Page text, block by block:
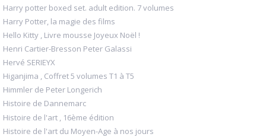
Harry potter boxed set. adult edition. 7 volumes
Harry Potter, la magie des films
Hello Kitty , Livre mousse Joyeux Noël !
Henri Cartier-Bresson Peter Galassi
Hervé SERIEYX
Higanjima , Coffret 5 volumes T1 à T5
Himmler de Peter Longerich
Histoire de Dannemarc
Histoire de l'art , 16ème édition
Histoire de l'art du Moyen-Age à nos jours